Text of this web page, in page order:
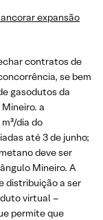
expansão
contratos de
se bem
gasodutos da
a
dia do
até 3 de junho;
deve ser
Mineiro. A
distribuição a ser
virtual –
permite que